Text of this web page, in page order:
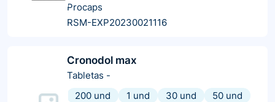
Procaps
RSM-EXP20230021116
Cronodol max
Tabletas -
200 und
1 und 30 und
50 und